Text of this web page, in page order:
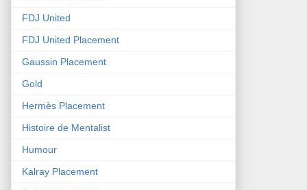
FDJ United
FDJ United Placement
Gaussin Placement
Gold
Hermès Placement
Histoire de Mentalist
Humour
Kalray Placement